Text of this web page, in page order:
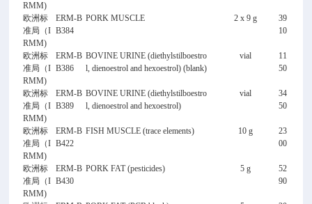
RMM)
欧洲标
准局（I
RMM)
ERM-B
B384
PORK MUSCLE 2 x 9 g
39
10
欧洲标
准局（I
RMM)
ERM-B
B386
BOVINE URINE (diethylstilboestro
l, dienoestrol and hexoestrol) (blank)
vial
11
50
欧洲标
准局（I
RMM)
ERM-B
B389
BOVINE URINE (diethylstilboestro
l, dienoestrol and hexoestrol)
vial
34
50
欧洲标
准局（I
RMM)
ERM-B
B422
FISH MUSCLE (trace elements) 10 g
23
00
欧洲标
准局（I
RMM)
ERM-B
B430
PORK FAT (pesticides) 5 g
52
90